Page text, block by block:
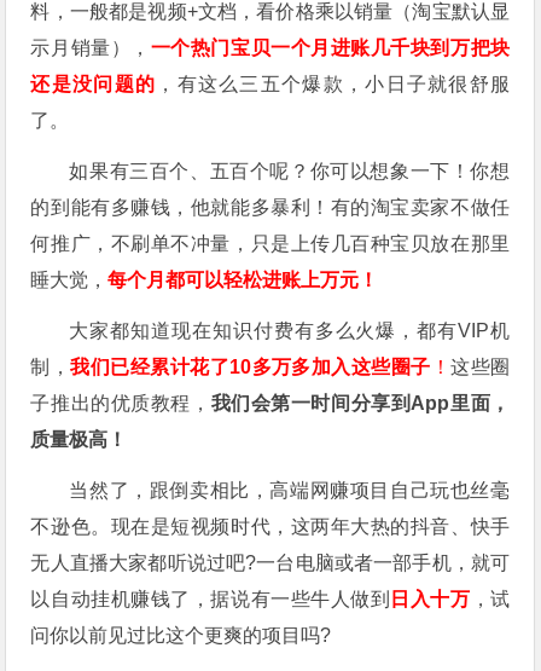
料，一般都是视频+文档，看价格乘以销量（淘宝默认显
示月销量）， 一个热门宝贝一个月进账几千块到万把块
还是没问题的 ，有这么三五个爆款，小日子就很舒服
了。
如果有三百个、五百个呢？你可以想象一下！你想
的到能有多赚钱，他就能多暴利！有的淘宝卖家不做任
何推广，不刷单不冲量，只是上传几百种宝贝放在那里
睡大觉，每个月都可以轻松进账上万元！
大家都知道现在知识付费有多么火爆，都有VIP机
制，我们已经累计花了10多万多加入这些圈子 ！这些圈
子推出的优质教程， 我们会第一时间分享到App里面，
质量极高！
当然了，跟倒卖相比，高端网赚项目自己玩也丝毫
不逊色。现在是短视频时代，这两年大热的抖音、快手
无人直播大家都听说过吧?一台电脑或者一部手机，就可
以自动挂机赚钱了，据说有一些牛人做到 日入十万 ，试
问你以前见过比这个更爽的项目吗?